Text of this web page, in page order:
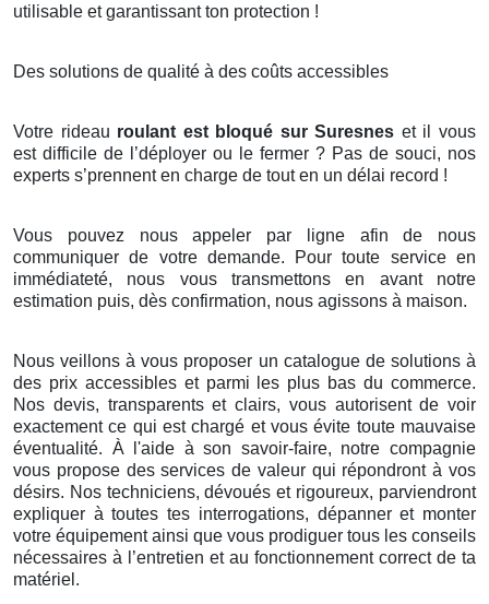
utilisable et garantissant ton protection !
Des solutions de qualité à des coûts accessibles
Votre rideau roulant est bloqué sur Suresnes et il vous
est difficile de l’déployer ou le fermer ? Pas de souci, nos
experts s’prennent en charge de tout en un délai record !
Vous pouvez nous appeler par ligne afin de nous
communiquer de votre demande. Pour toute service en
immédiateté, nous vous transmettons en avant notre
estimation puis, dès confirmation, nous agissons à maison.
Nous veillons à vous proposer un catalogue de solutions à
des prix accessibles et parmi les plus bas du commerce.
Nos devis, transparents et clairs, vous autorisent de voir
exactement ce qui est chargé et vous évite toute mauvaise
éventualité. À l'aide à son savoir-faire, notre compagnie
vous propose des services de valeur qui répondront à vos
désirs. Nos techniciens, dévoués et rigoureux, parviendront
expliquer à toutes tes interrogations, dépanner et monter
votre équipement ainsi que vous prodiguer tous les conseils
nécessaires à l’entretien et au fonctionnement correct de ta
matériel.